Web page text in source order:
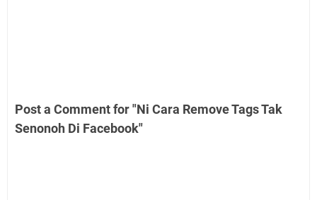
Post a Comment for "Ni Cara Remove Tags Tak
Senonoh Di Facebook"